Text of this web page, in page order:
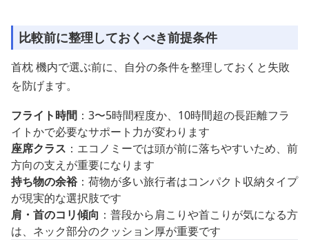
比較前に整理しておくべき前提条件
首枕 機内で選ぶ前に、自分の条件を整理しておくと失敗
を防げます。
フライト時間 ：3〜5時間程度か、10時間超の長距離フラ
イトかで必要なサポート力が変わります
座席クラス ：エコノミーでは頭が前に落ちやすいため、前
方向の支えが重要になります
持ち物の余裕：荷物が多い旅行者はコンパクト収納タイプ
が現実的な選択肢です
肩・首のコリ傾向 ：普段から肩こりや首こりが気になる方
は、ネック部分のクッション厚が重要です